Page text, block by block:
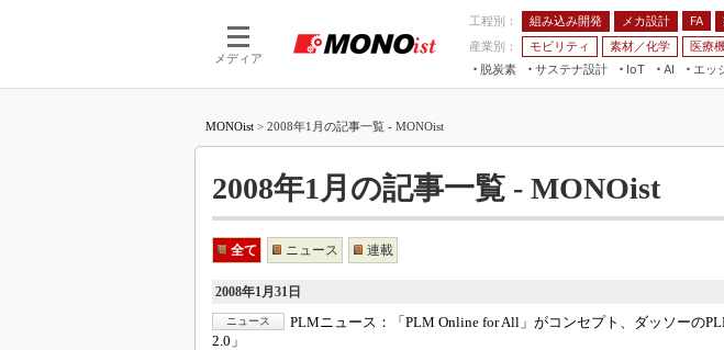
メディア
工程別： 組み込み開発 メカ設計 FA
産業別：
モビリティ 素材／化学 医療
脱炭素
サステナ設計
IoT
つながる工場
AI
AI×設備保全
エッ
展＆IoT/5Gソリューシ
TECHNO-FRONTIER
VR／AR
組み込みモデ
MONOist > 2008年1月の記事一覧 - MONOist
2008年1月の記事一覧 - MONOist
全て ニュース 連載
2008年1月31日
ニュース PLMニュース：
「PLM Online for All」がコンセプト、ダッソーの
2.0」